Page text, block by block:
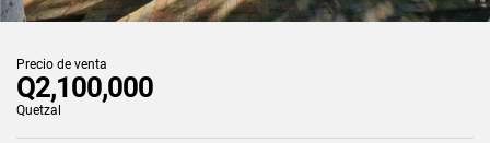
Precio de venta
Q2,100,000
Quetzal